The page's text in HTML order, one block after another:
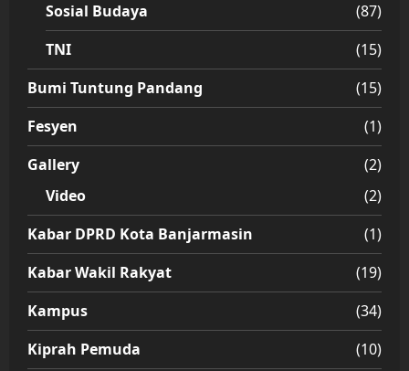
Sosial Budaya
(87)
TNI
(15)
Bumi Tuntung Pandang
(15)
Fesyen
(1)
Gallery
(2)
Video
(2)
Kabar DPRD Kota Banjarmasin
(1)
Kabar Wakil Rakyat
(19)
Kampus
(34)
Kiprah Pemuda
(10)